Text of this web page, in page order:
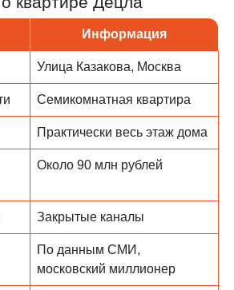
Информация
Улица Казакова, Москва
Семикомнатная квартира
Практически весь этаж дома
Около 90 млн рублей
Закрытые каналы
По данным СМИ,
московский миллионер